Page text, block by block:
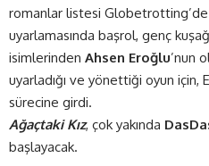
romanlar listesi
uyarlamasında başrol, genç
isimlerinden Ahsen Eroğlu’nun
uyarladığı ve yönettiği oyun için,
sürecine girdi.
Ağaçtaki Kız, çok yakında
başlayacak.